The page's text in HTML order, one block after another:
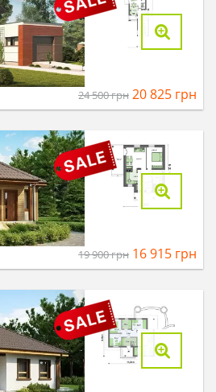
24 500грн 20 825 грн
19 900грн 16 915 грн